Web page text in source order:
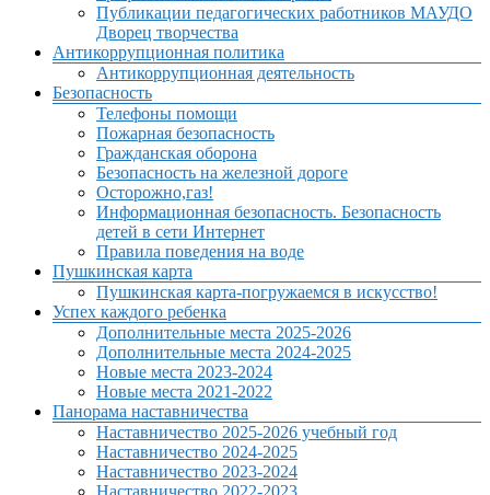
Публикации педагогических работников МАУДО
Дворец творчества
Антикоррупционная политика
Антикоррупционная деятельность
Безопасность
Телефоны помощи
Пожарная безопасность
Гражданская оборона
Безопасность на железной дороге
Осторожно,газ!
Информационная безопасность. Безопасность
детей в сети Интернет
Правила поведения на воде
Пушкинская карта
Пушкинская карта-погружаемся в искусство!
Успех каждого ребенка
Дополнительные места 2025-2026
Дополнительные места 2024-2025
Новые места 2023-2024
Новые места 2021-2022
Панорама наставничества
Наставничество 2025-2026 учебный год
Наставничество 2024-2025
Наставничество 2023-2024